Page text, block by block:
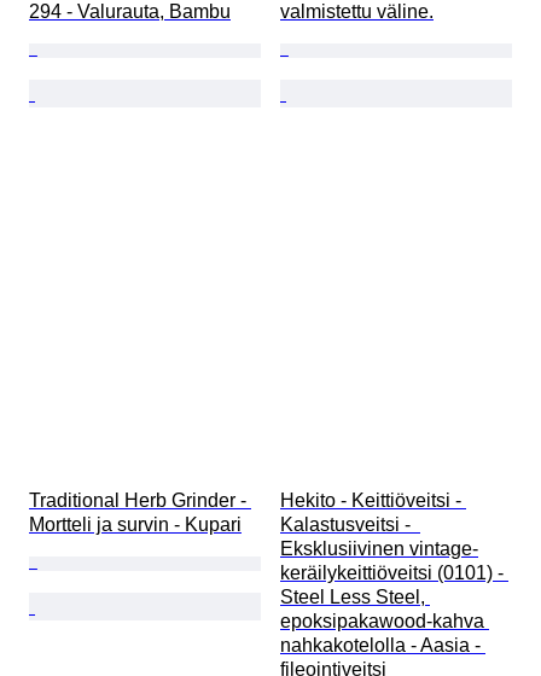
294 - Valurauta, Bambu
valmistettu väline.
Traditional Herb Grinder -
Mortteli ja survin - Kupari
Hekito - Keittiöveitsi -
Kalastusveitsi -
Eksklusiivinen vintage-
keräilykeittiöveitsi (0101) -
Steel Less Steel,
epoksipakawood-kahva
nahkakotelolla - Aasia -
fileointiveitsi